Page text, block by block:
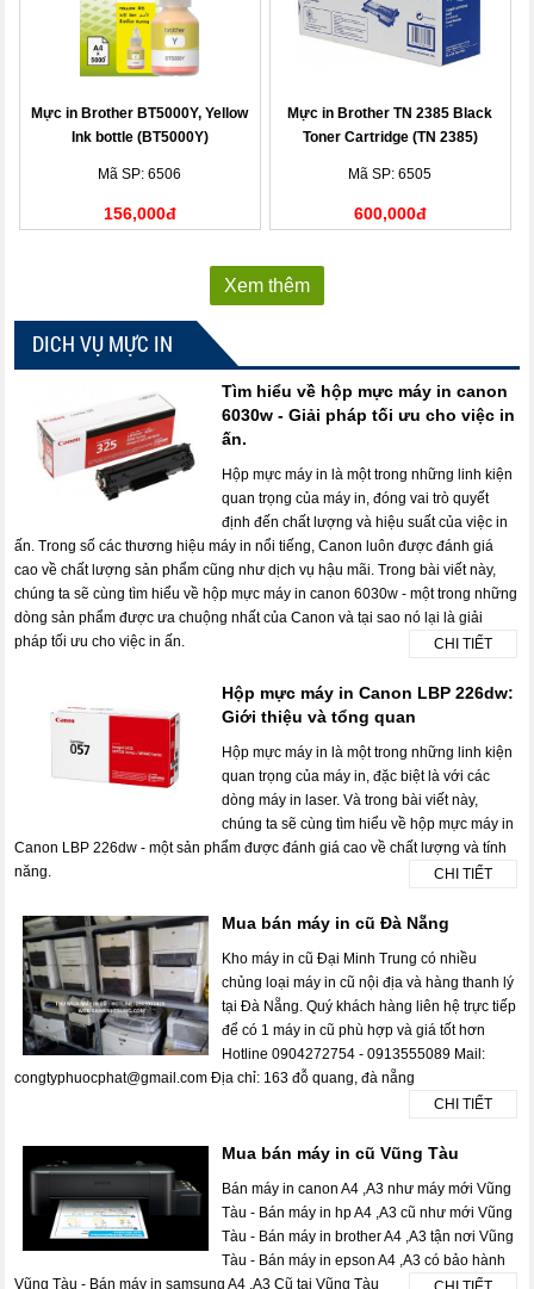
Mực in Brother BT5000Y, Yellow
Ink bottle (BT5000Y)
Mã SP: 6506
156,000đ
Mực in Brother TN 2385 Black
Toner Cartridge (TN 2385)
Mã SP: 6505
600,000đ
Xem thêm
DICH VỤ MỰC IN
Tìm hiểu về hộp mực máy in canon
6030w - Giải pháp tối ưu cho việc in
ấn.
Hộp mực máy in là một trong những linh kiện
quan trọng của máy in, đóng vai trò quyết
định đến chất lượng và hiệu suất của việc in
ấn. Trong số các thương hiệu máy in nổi tiếng, Canon luôn được đánh giá
cao về chất lượng sản phẩm cũng như dịch vụ hậu mãi. Trong bài viết này,
chúng ta sẽ cùng tìm hiểu về hộp mực máy in canon 6030w - một trong những
dòng sản phẩm được ưa chuộng nhất của Canon và tại sao nó lại là giải
pháp tối ưu cho việc in ấn.
CHI TIẾT
Hộp mực máy in Canon LBP 226dw:
Giới thiệu và tổng quan
Hộp mực máy in là một trong những linh kiện
quan trọng của máy in, đặc biệt là với các
dòng máy in laser. Và trong bài viết này,
chúng ta sẽ cùng tìm hiểu về hộp mực máy in
Canon LBP 226dw - một sản phẩm được đánh giá cao về chất lượng và tính
năng.
CHI TIẾT
Mua bán máy in cũ Đà Nẵng
Kho máy in cũ Đại Minh Trung có nhiều
chủng loại máy in cũ nội địa và hàng thanh lý
tại Đà Nẵng. Quý khách hàng liên hệ trực tiếp
để có 1 máy in cũ phù hợp và giá tốt hơn
Hotline 0904272754 - 0913555089 Mail:
congtyphuocphat@gmail.com Địa chỉ: 163 đỗ quang, đà nẵng
CHI TIẾT
Mua bán máy in cũ Vũng Tàu
Bán máy in canon A4 ,A3 như máy mới Vũng
Tàu - Bán máy in hp A4 ,A3 cũ như mới Vũng
Tàu - Bán máy in brother A4 ,A3 tận nơi Vũng
Tàu - Bán máy in epson A4 ,A3 có bảo hành
Vũng Tàu - Bán máy in samsung A4 ,A3 Cũ tại Vũng Tàu